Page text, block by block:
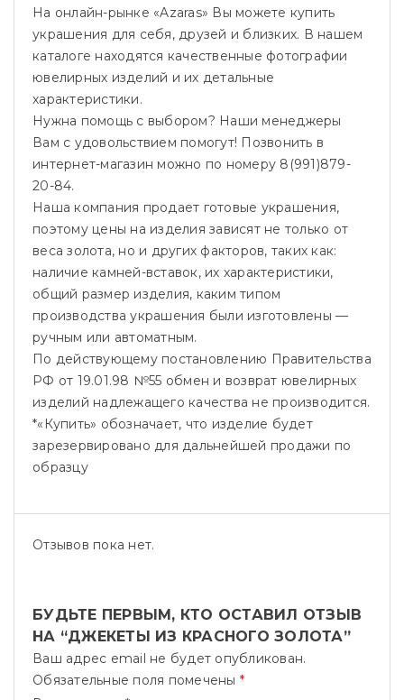
На онлайн-рынке «Azaras» Вы можете купить
украшения для себя, друзей и близких. В нашем
каталоге находятся качественные фотографии
ювелирных изделий и их детальные
характеристики.
Нужна помощь с выбором? Наши менеджеры
Вам с удовольствием помогут! Позвонить в
интернет-магазин можно по номеру 8(991)879-
20-84.
Наша компания продает готовые украшения,
поэтому цены на изделия зависят не только от
веса золота, но и других факторов, таких как:
наличие камней-вставок, их характеристики,
общий размер изделия, каким типом
производства украшения были изготовлены —
ручным или автоматным.
По действующему постановлению Правительства
РФ от 19.01.98 №55 обмен и возврат ювелирных
изделий надлежащего качества не производится.
*«Купить» обозначает, что изделие будет
зарезервировано для дальнейшей продажи по
образцу
Отзывов пока нет.
БУДЬТЕ ПЕРВЫМ, КТО ОСТАВИЛ ОТЗЫВ
НА “ДЖЕКЕТЫ ИЗ КРАСНОГО ЗОЛОТА”
Ваш адрес email не будет опубликован.
Обязательные поля помечены *